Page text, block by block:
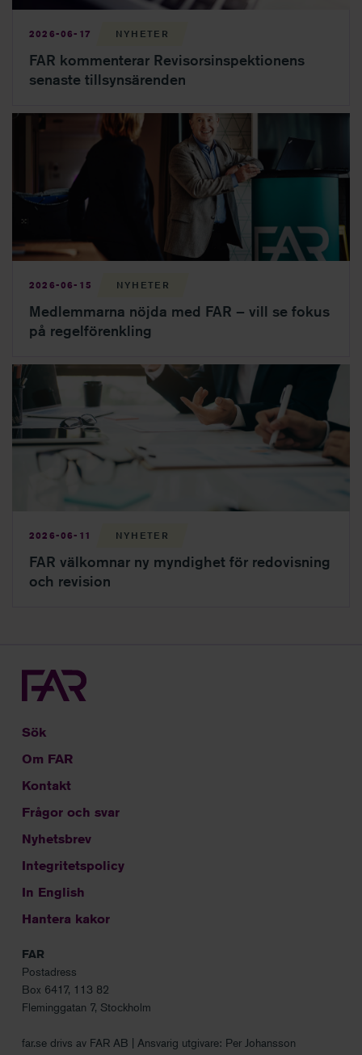
2026-06-17 NYHETER
FAR kommenterar Revisorsinspektionens
senaste tillsynsärenden
Medlemmarna nöjda med FAR – vill se fokus på regelförenkling
2026-06-15 NYHETER
Medlemmarna nöjda med FAR – vill se fokus
på regelförenkling
FAR välkomnar ny myndighet för redovisning och revision
2026-06-11 NYHETER
FAR välkomnar ny myndighet för redovisning
och revision
Sök
Om FAR
Kontakt
Frågor och svar
Nyhetsbrev
Integritetspolicy
In English
Hantera kakor
FAR
Postadress
Box 6417, 113 82
Fleminggatan 7, Stockholm
far.se drivs av FAR AB | Ansvarig utgivare: Per Johansson